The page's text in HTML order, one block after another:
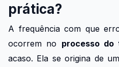
prática?
A frequência com que
ocorrem no processo do
acaso. Ela se origina de